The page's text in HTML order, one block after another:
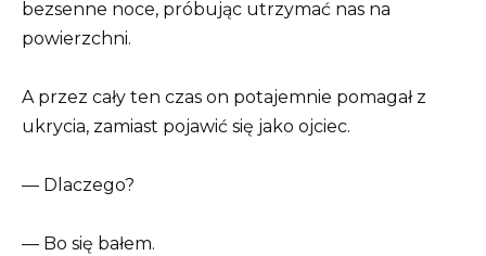
bezsenne noce, próbując utrzymać nas na
powierzchni.
A przez cały ten czas on potajemnie pomagał z
ukrycia, zamiast pojawić się jako ojciec.
— Dlaczego?
— Bo się bałem.